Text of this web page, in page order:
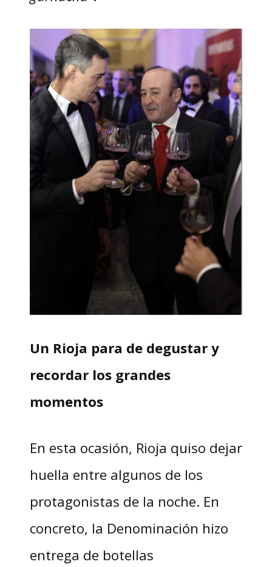
Un Rioja para de degustar y
recordar los grandes
momentos
En esta ocasión, Rioja quiso dejar
huella entre algunos de los
protagonistas de la noche. En
concreto, la Denominación hizo
entrega de botellas